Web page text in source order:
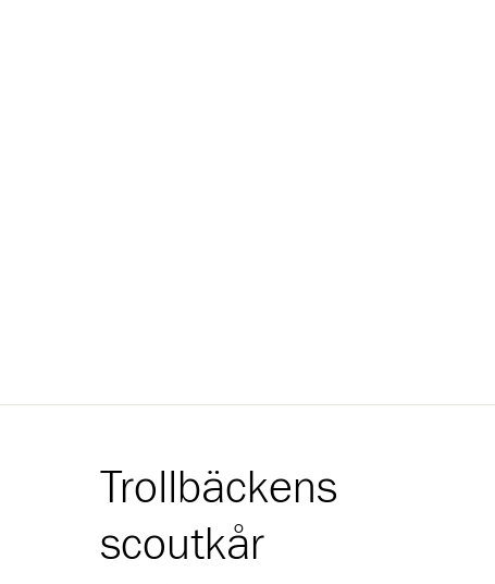
Trollbäckens
scoutkår